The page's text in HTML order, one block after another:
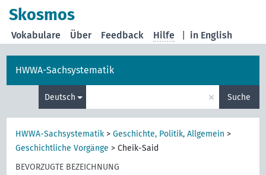
Skosmos
in English
Vokabulare Über Feedback Hilfe
HWWA-Sachsystematik
Deutsch × Suche
HWWA-Sachsystematik >Geschichte, Politik, Allgemein >
Geschichtliche Vorgänge >Cheik-Said
BEVORZUGTE BEZEICHNUNG